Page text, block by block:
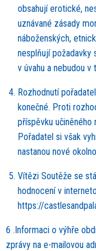
obsahují erotické,
uznávané zásady
náboženských,
nesplňují požadavky
v úvahu a nebudou
Rozhodnutí
konečné. Proti
příspěvku učiněného
Pořadatel si však
nastanou nové
Vítězi Soutěže se
hodnocení v
https://
6 .Informaci o výhře
zprávy na e-mailovou